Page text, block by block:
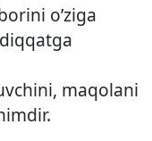
o’ziga
maqolani